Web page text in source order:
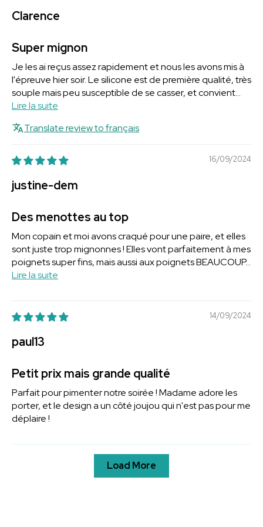
Clarence
Super mignon
Je les ai reçus assez rapidement et nous les avons mis à
l'épreuve hier soir. Le silicone est de première qualité, très
souple mais peu susceptible de se casser, et convient...
Lire la suite
Translate review to français
16/09/2024
justine-dem
Des menottes au top
Mon copain et moi avons craqué pour une paire, et elles
sont juste trop mignonnes ! Elles vont parfaitement à mes
poignets super fins, mais aussi aux poignets BEAUCOUP...
Lire la suite
14/09/2024
paul13
Petit prix mais grande qualité
Parfait pour pimenter notre soirée ! Madame adore les
porter, et le design a un côté joujou qui n'est pas pour me
déplaire !
Load More